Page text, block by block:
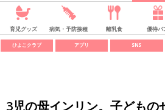
育児グッズ 病気・予防接種 離乳食 優待パ
ひよこクラブ アプリ SNS
3児の母インリン。子どもの